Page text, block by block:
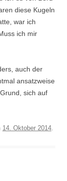
diese Kugeln
war ich
ich mir
auch der
ansatzweise
sich auf
14. Oktober 2014.